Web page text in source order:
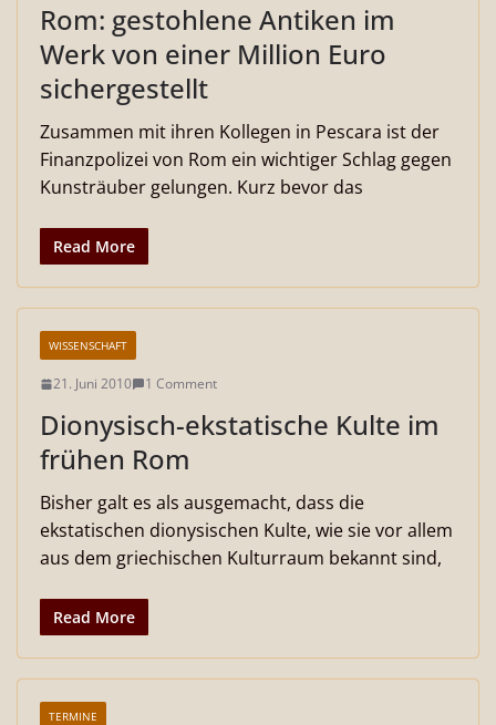
Rom: gestohlene Antiken im
Werk von einer Million Euro
sichergestellt
Zusammen mit ihren Kollegen in Pescara ist der
Finanzpolizei von Rom ein wichtiger Schlag gegen
Kunsträuber gelungen. Kurz bevor das
Read More
WISSENSCHAFT
21. Juni 2010 1 Comment
Dionysisch-ekstatische Kulte im
frühen Rom
Bisher galt es als ausgemacht, dass die
ekstatischen dionysischen Kulte, wie sie vor allem
aus dem griechischen Kulturraum bekannt sind,
Read More
TERMINE